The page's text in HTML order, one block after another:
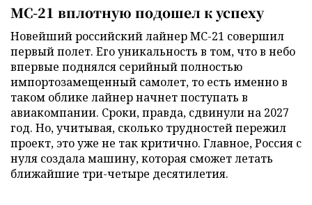
МС-21 вплотную подошел к успеху
Новейший российский лайнер МС-21 совершил
первый полет. Его уникальность в том, что в небо
впервые поднялся серийный полностью
импортозамещенный самолет, то есть именно в
таком облике лайнер начнет поступать в
авиакомпании. Сроки, правда, сдвинули на 2027
год. Но, учитывая, сколько трудностей пережил
проект, это уже не так критично. Главное, Россия с
нуля создала машину, которая сможет летать
ближайшие три-четыре десятилетия.